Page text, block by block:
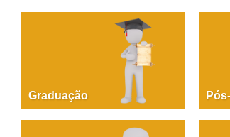
Graduação